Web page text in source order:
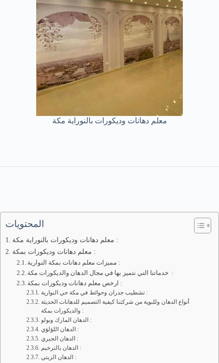
معلم دهانات وديكورات بالنوراية مكة
المحتويات
معلم دهانات وديكورات بالنوراية مكة :
معلم دهانات وديكورات بمكة :
مميزات معلم دهانات بمكة النوارية :
خدماتنا التي نتميز بها في مجال الدهان والديكورات مكة :
ارخص معلم دهانات وديكورات بمكة :
تشطيب جدران وحوائط في مكة حي النوارية :
أنواع الدهان وللبوية من شركتنا كيفية التصميم للدهانات الحديثة
والديكورات بمكة :
الدهان المارك وبولو :
الدهان اللؤلؤي :
الدهان الجيري :
الدهان بالترخيم :
الدهان الزيتي :